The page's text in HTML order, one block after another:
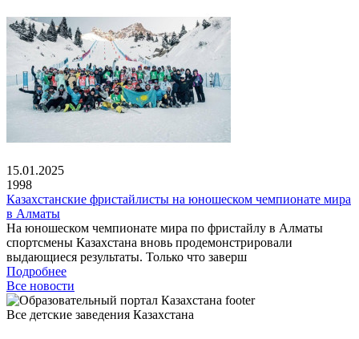
15.01.2025
1998
Казахстанские фристайлисты на юношеском чемпионате мира
в Алматы
На юношеском чемпионате мира по фристайлу в Алматы
спортсмены Казахстана вновь продемонстрировали
выдающиеся результаты. Только что заверш
Подробнее
Все новости
Все детские заведения Казахстана